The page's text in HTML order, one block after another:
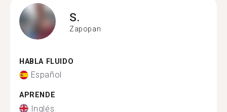
S.
Zapopan
HABLA FLUIDO
Español
APRENDE
Inglés